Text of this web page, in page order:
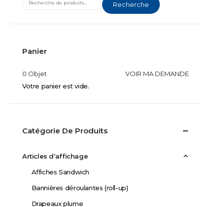
Recherche
Panier
0 Objet
VOIR MA DEMANDE
Votre panier est vide.
Catégorie De Produits
Articles d’affichage
Affiches Sandwich
Bannières déroulantes (roll-up)
Drapeaux plume